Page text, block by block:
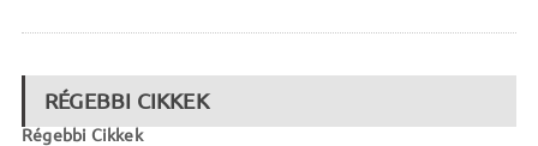
RÉGEBBI CIKKEK
Régebbi Cikkek